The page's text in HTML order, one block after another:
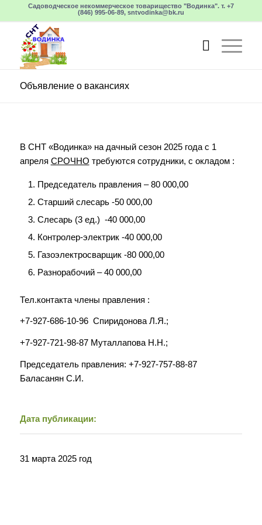
Садоводческое некоммерческое товарищество "Водинка". т. +7
(846) 995-06-89, sntvodinka@bk.ru
Объявление о вакансиях
В СНТ «Водинка» на дачный сезон 2025 года с 1
апреля СРОЧНО требуются сотрудники, с окладом :
Председатель правления – 80 000,00
Старший слесарь -50 000,00
Слесарь (3 ед.) -40 000,00
Контролер-электрик -40 000,00
Газоэлектросварщик -80 000,00
Разнорабочий – 40 000,00
Тел.контакта члены правления :
+7-927-686-10-96 Спиридонова Л.Я.;
+7-927-721-98-87 Муталлапова Н.Н.;
Председатель правления: +7-927-757-88-87
Баласанян С.И.
Дата публикации:
31 марта 2025 год